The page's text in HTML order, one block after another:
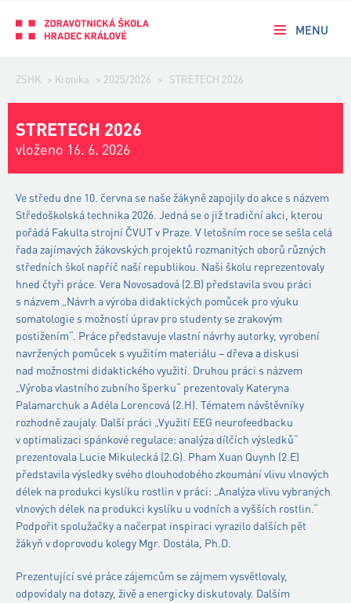
MENU
ZSHK > Kronika > 2025/2026 > STRETECH 2026
STRETECH 2026
vloženo 16. 6. 2026
Ve středu dne 10. června se naše žákyně zapojily do akce s názvem
Středoškolská technika 2026. Jedná se o již tradiční akci, kterou
pořádá Fakulta strojní ČVUT v Praze. V letošním roce se sešla celá
řada zajímavých žákovských projektů rozmanitých oborů různých
středních škol napříč naší republikou. Naši školu reprezentovaly
hned čtyři práce. Vera Novosadová (2.B) představila svou práci
s názvem „Návrh a výroba didaktických pomůcek pro výuku
somatologie s možností úprav pro studenty se zrakovým
postižením“. Práce představuje vlastní návrhy autorky, vyrobení
navržených pomůcek s využitím materiálu – dřeva a diskusi
nad možnostmi didaktického využití. Druhou práci s názvem
„Výroba vlastního zubního šperku“ prezentovaly Kateryna
Palamarchuk a Adéla Lorencová (2.H). Tématem návštěvníky
rozhodně zaujaly. Další práci „Využití EEG neurofeedbacku
v optimalizaci spánkové regulace: analýza dílčích výsledků“
prezentovala Lucie Mikulecká (2.G). Pham Xuan Quynh (2.E)
představila výsledky svého dlouhodobého zkoumání vlivu vlnových
délek na produkci kyslíku rostlin v práci: „Analýza vlivu vybraných
vlnových délek na produkci kyslíku u vodních a vyšších rostlin.“
Podpořit spolužačky a načerpat inspiraci vyrazilo dalších pět
žákyň v doprovodu kolegy Mgr. Dostála, Ph.D.
Prezentující své práce zájemcům se zájmem vysvětlovaly,
odpovídaly na dotazy, živě a energicky diskutovaly. Dalším